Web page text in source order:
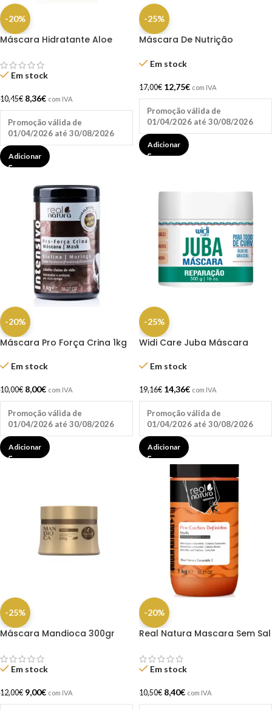
-20%
Máscara Hidratante Aloe
Em stock
10,45€ 8,36€ com IVA
Promoção válida de
01/04/2026 até 30/08/2026
Adicionar
-25%
Máscara De Nutrição
Em stock
17,00€ 12,75€ com IVA
Promoção válida de
01/04/2026 até 30/08/2026
Adicionar
-20%
Máscara Pro Força Crina 1kg
Em stock
10,00€ 8,00€ com IVA
Promoção válida de
01/04/2026 até 30/08/2026
Adicionar
-25%
Widi Care Juba Máscara
Em stock
19,16€ 14,36€ com IVA
Promoção válida de
01/04/2026 até 30/08/2026
Adicionar
-25%
Máscara Mandioca 300gr
Em stock
12,00€ 9,00€ com IVA
-20%
Real Natura Mascara Sem Sal
Em stock
10,50€ 8,40€ com IVA